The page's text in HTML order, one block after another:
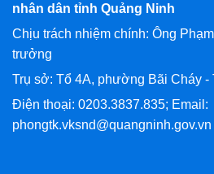
nhân dân tỉnh Quảng Ninh
Chịu trách nhiệm chính: Ông
trưởng
Trụ sở: Tổ 4A, phường Bãi Cháy -
Điện thoại: 0203.3837.835; Email:
phongtk.vksnd@quangninh.gov.vn